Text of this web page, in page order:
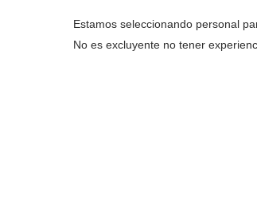
Estamos seleccionando personal
No es excluyente no tener